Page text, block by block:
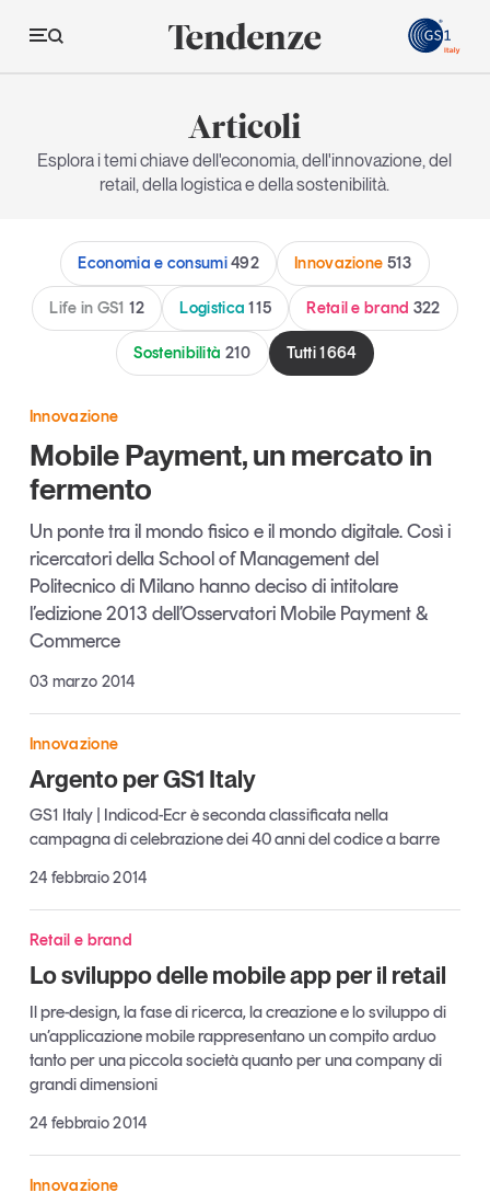
Tendenze
Innovazione
Logistica
Retail e brand
Sostenibilità
Grandi temi
Magazine
Opinioni
Dossier
Il Numero
Interviste
Tutti gli appuntamenti
Contatti
Tendenze Journal
La nostra newsletter nella tua email
Iscriviti
Articoli
Esplora i temi chiave dell'economia, dell'innovazione, del
retail, della logistica e della sostenibilità.
Economia e consumi492 Innovazione 513
Life in GS1 12 Logistica115 Retail e brand 322
Sostenibilità 210 Tutti1664
Innovazione
Mobile Payment, un mercato in
fermento
Un ponte tra il mondo fisico e il mondo digitale. Così i
ricercatori della School of Management del
Politecnico di Milano hanno deciso di intitolare
l’edizione 2013 dell’Osservatori Mobile Payment &
Commerce
03 marzo 2014
Innovazione
Argento per GS1 Italy
GS1 Italy | Indicod-Ecr è seconda classificata nella
campagna di celebrazione dei 40 anni del codice a barre
24 febbraio 2014
Retail e brand
Lo sviluppo delle mobile app per il retail
Il pre-design, la fase di ricerca, la creazione e lo sviluppo di
un’applicazione mobile rappresentano un compito arduo
tanto per una piccola società quanto per una company di
grandi dimensioni
24 febbraio 2014
Innovazione